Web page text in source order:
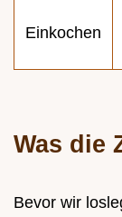
Einkochen
Was die
Bevor wir